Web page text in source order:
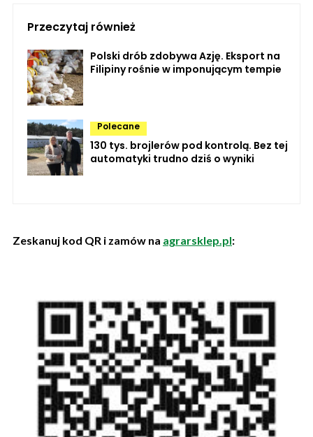
Przeczytaj również
Polski drób zdobywa Azję. Eksport na
Filipiny rośnie w imponującym tempie
Polecane
130 tys. brojlerów pod kontrolą. Bez tej
automatyki trudno dziś o wyniki
Zeskanuj kod QR i zamów na agrarsklep.pl: